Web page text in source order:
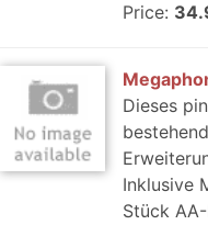
Price:
Dieses
Inklusive
Stück